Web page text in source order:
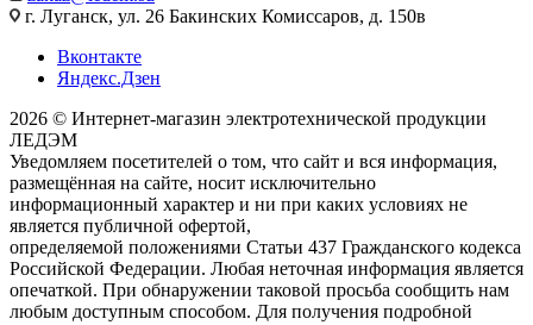
г. Луганск, ул. 26 Бакинских Комиссаров, д. 150в
Вконтакте
Яндекс.Дзен
2026 © Интернет-магазин электротехнической продукции
ЛЕДЭМ
Уведомляем посетителей о том, что сайт и вся информация,
размещённая на сайте, носит исключительно
информационный характер и ни при каких условиях не
является публичной офертой,
определяемой положениями Статьи 437 Гражданского кодекса
Российской Федерации. Любая неточная информация является
опечаткой. При обнаружении таковой просьба сообщить нам
любым доступным способом. Для получения подробной